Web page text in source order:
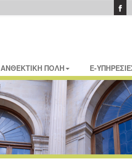
ΑΝΘΕΚΤΙΚΗ ΠΟΛΗ E-